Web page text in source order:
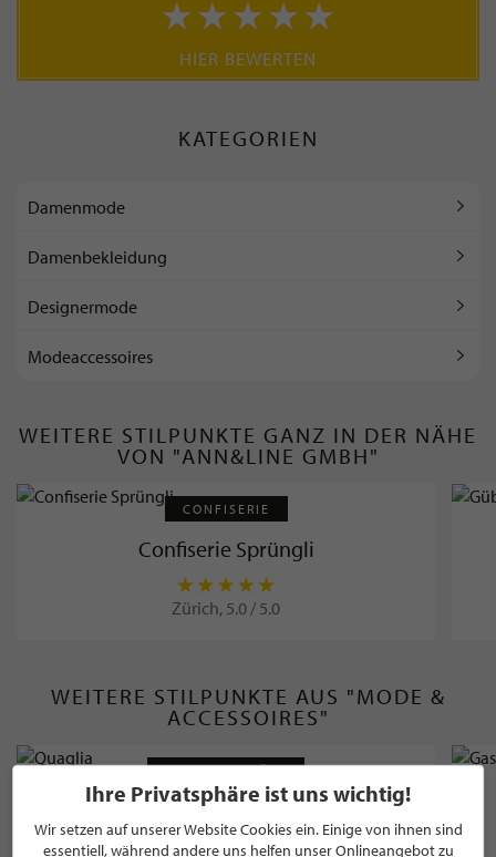
HIER BEWERTEN
KATEGORIEN
Damenmode
Damenbekleidung
Designermode
Modeaccessoires
WEITERE STILPUNKTE GANZ IN DER NÄHE
VON "ANN&LINE GMBH"
CONFISERIE
Confiserie Sprüngli
Zürich, 5.0 / 5.0
WEITERE STILPUNKTE AUS "MODE &
ACCESSOIRES"
MODEGESCHÄFT
Quaglia
Ihre Privatsphäre ist uns wichtig!
Wir setzen auf unserer Website Cookies ein. Einige von ihnen sind
essentiell, während andere uns helfen unser Onlineangebot zu